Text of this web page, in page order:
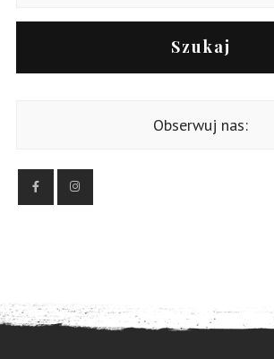
Szukaj
Obserwuj nas: